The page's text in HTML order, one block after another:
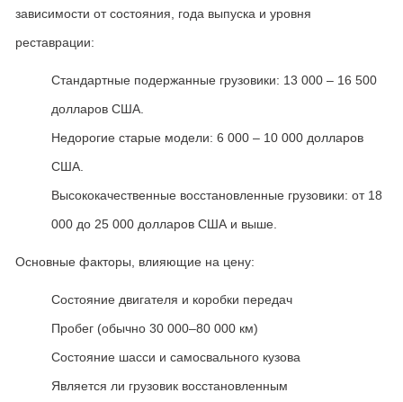
зависимости от состояния
года выпуска и уровня
реставрации:
Стандартные подержанные грузовики: 13 000 – 16 500
долларов США.
Недорогие старые модели: 6 000 – 10 000 долларов
США.
Высококачественные восстановленные грузовики: от 18
000 до 25 000 долларов США и выше.
Основные факторы влияющие на цену:
Состояние двигателя и коробки передач
Пробег (обычно 30 000–80 000 км)
Состояние шасси и самосвального кузова
Является ли грузовик восстановленным